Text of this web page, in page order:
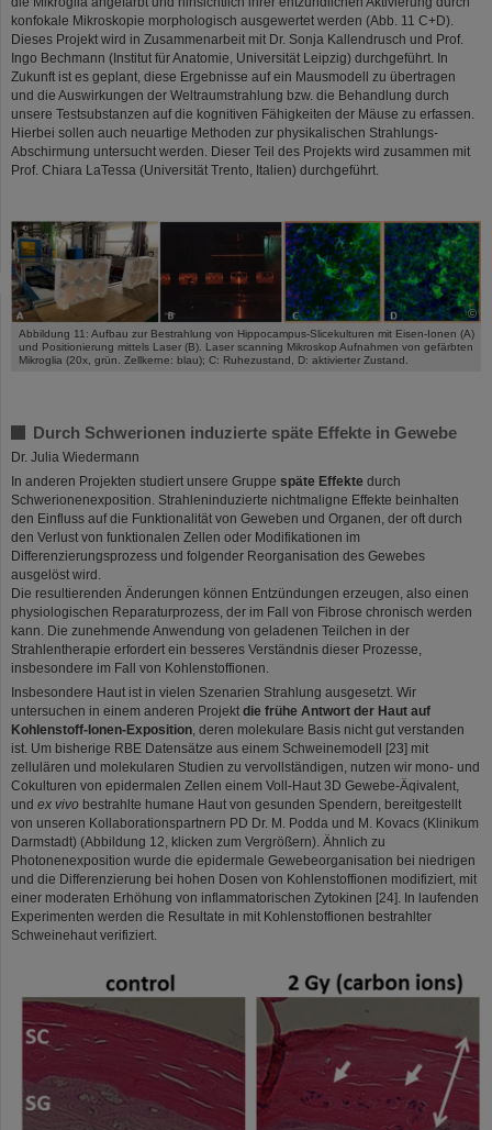
konfokale Mikroskopie morphologisch ausgewertet werden (Abb. 11 C+D).
Dieses Projekt wird in Zusammenarbeit mit Dr. Sonja Kallendrusch und Prof.
Ingo Bechmann (Institut für Anatomie, Universität Leipzig) durchgeführt. In
Zukunft ist es geplant, diese Ergebnisse auf ein Mausmodell zu übertragen
und die Auswirkungen der Weltraumstrahlung bzw. die Behandlung durch
unsere Testsubstanzen auf die kognitiven Fähigkeiten der Mäuse zu erfassen.
Hierbei sollen auch neuartige Methoden zur physikalischen Strahlungs-
Abschirmung untersucht werden. Dieser Teil des Projekts wird zusammen mit
Prof. Chiara LaTessa (Universität Trento, Italien) durchgeführt.
©
Abbildung 11: Aufbau zur Bestrahlung von Hippocampus-Slicekulturen mit Eisen-Ionen (A)
und Positionierung mittels Laser (B). Laser scanning Mikroskop Aufnahmen von gefärbten
Mikroglia (20x, grün. Zellkerne: blau); C: Ruhezustand, D: aktivierter Zustand.
Durch Schwerionen induzierte späte Effekte in Gewebe
Dr. Julia Wiedermann
In anderen Projekten studiert unsere Gruppe späte Effekte durch
Schwerionenexposition. Strahleninduzierte nichtmaligne Effekte beinhalten
den Einfluss auf die Funktionalität von Geweben und Organen, der oft durch
den Verlust von funktionalen Zellen oder Modifikationen im
Differenzierungsprozess und folgender Reorganisation des Gewebes
ausgelöst wird.
Die resultierenden Änderungen können Entzündungen erzeugen, also einen
physiologischen Reparaturprozess, der im Fall von Fibrose chronisch werden
kann. Die zunehmende Anwendung von geladenen Teilchen in der
Strahlentherapie erfordert ein besseres Verständnis dieser Prozesse,
insbesondere im Fall von Kohlenstoffionen.
Insbesondere Haut ist in vielen Szenarien Strahlung ausgesetzt. Wir
untersuchen in einem anderen Projekt die frühe Antwort der Haut auf
Kohlenstoff-Ionen-Exposition, deren molekulare Basis nicht gut verstanden
ist. Um bisherige RBE Datensätze aus einem Schweinemodell [23] mit
zellulären und molekularen Studien zu vervollständigen, nutzen wir mono- und
Cokulturen von epidermalen Zellen einem Voll-Haut 3D Gewebe-Äqivalent,
und ex vivo bestrahlte humane Haut von gesunden Spendern, bereitgestellt
von unseren Kollaborationspartnern PD Dr. M. Podda und M. Kovacs (Klinikum
Darmstadt) (Abbildung 12, klicken zum Vergrößern). Ähnlich zu
Photonenexposition wurde die epidermale Gewebeorganisation bei niedrigen
und die Differenzierung bei hohen Dosen von Kohlenstoffionen modifiziert, mit
einer moderaten Erhöhung von inflammatorischen Zytokinen [24]. In laufenden
Experimenten werden die Resultate in mit Kohlenstoffionen bestrahlter
Schweinehaut verifiziert.